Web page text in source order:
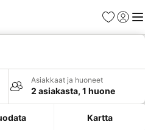
Suosikit
Asiakkaat ja huoneet
2 asiakasta, 1 huone
Kartta